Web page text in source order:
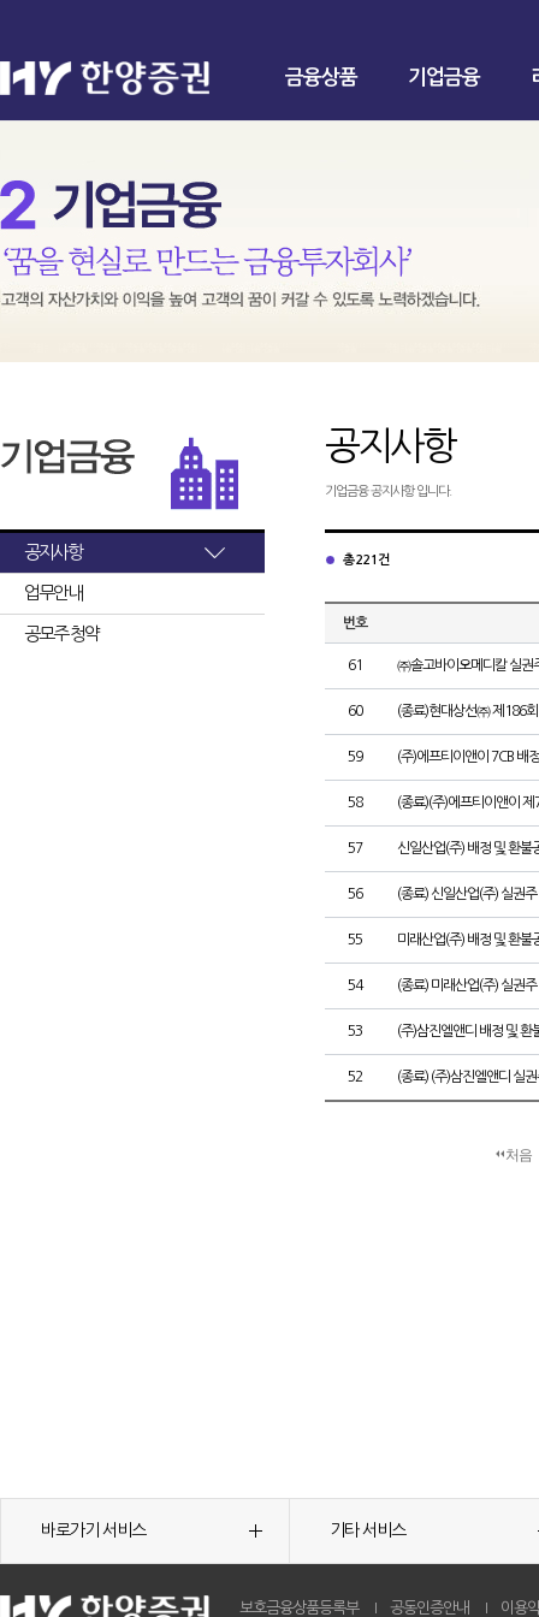
금융상품 기업금융
공지사항
업무안내
공모주 청약
공지사항
기업금융 공지사항 입니다.
총 221건
번호
61 ㈜솔고바이오메디칼 실권
60 (종료)현대상선㈜ 제186
59 (주)에프티이앤이 7CB 배
58 (종료)(주)에프티이앤이
57 신일산업(주) 배정 및 환불
56 (종료) 신일산업(주) 실권
55 미래산업(주) 배정 및 환불
54 (종료) 미래산업(주) 실권
53 (주)삼진엘앤디 배정 및 환
52 (종료) (주)삼진엘앤디 실
처음
바로가기 서비스 기타 서비스
보호금융상품등록부 공동인증안내 이용